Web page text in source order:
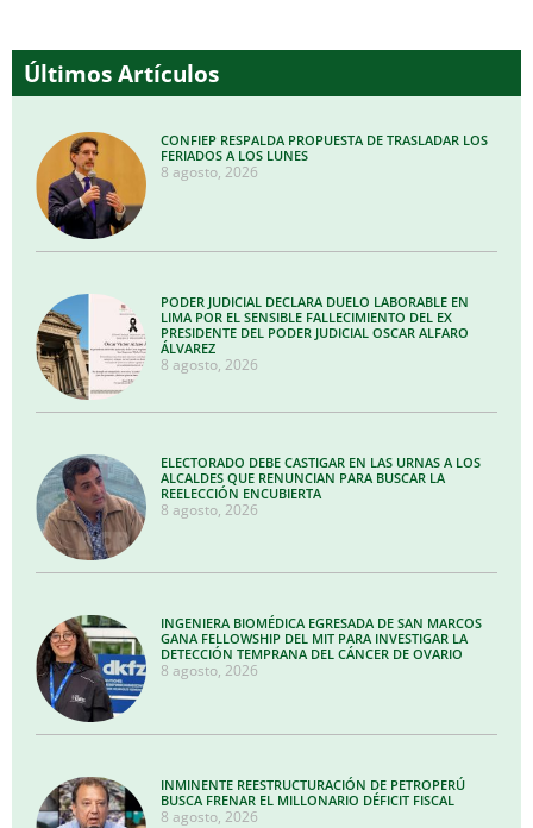
Últimos Artículos
CONFIEP RESPALDA PROPUESTA DE TRASLADAR LOS
FERIADOS A LOS LUNES
8 agosto, 2026
PODER JUDICIAL DECLARA DUELO LABORABLE EN
LIMA POR EL SENSIBLE FALLECIMIENTO DEL EX
PRESIDENTE DEL PODER JUDICIAL OSCAR ALFARO
ÁLVAREZ
8 agosto, 2026
ELECTORADO DEBE CASTIGAR EN LAS URNAS A LOS
ALCALDES QUE RENUNCIAN PARA BUSCAR LA
REELECCIÓN ENCUBIERTA
8 agosto, 2026
INGENIERA BIOMÉDICA EGRESADA DE SAN MARCOS
GANA FELLOWSHIP DEL MIT PARA INVESTIGAR LA
DETECCIÓN TEMPRANA DEL CÁNCER DE OVARIO
8 agosto, 2026
INMINENTE REESTRUCTURACIÓN DE PETROPERÚ
BUSCA FRENAR EL MILLONARIO DÉFICIT FISCAL
8 agosto, 2026